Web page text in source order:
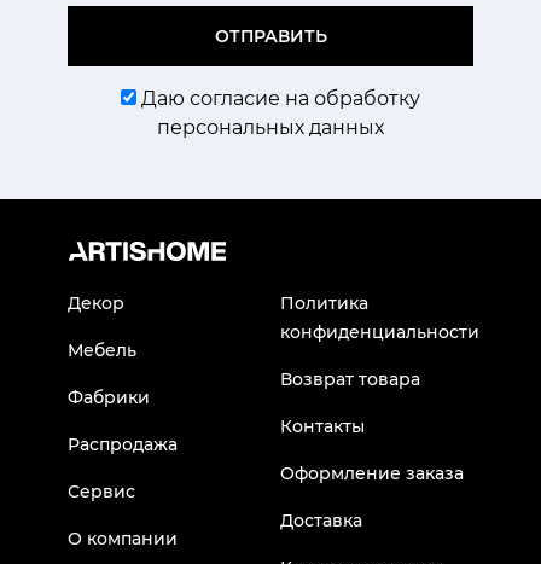
ОТПРАВИТЬ
Даю согласие на обработку
персональных данных
Декор
Мебель
Фабрики
Распродажа
Сервис
О компании
Политика
конфиденциальности
Возврат товара
Контакты
Оформление заказа
Доставка